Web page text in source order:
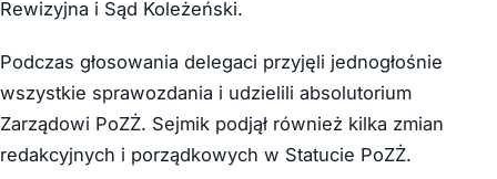
Rewizyjna i Sąd Koleżeński.
Podczas głosowania delegaci przyjęli jednogłośnie
wszystkie sprawozdania i udzielili absolutorium
Zarządowi PoZŻ. Sejmik podjął również kilka zmian
redakcyjnych i porządkowych w Statucie PoZŻ.